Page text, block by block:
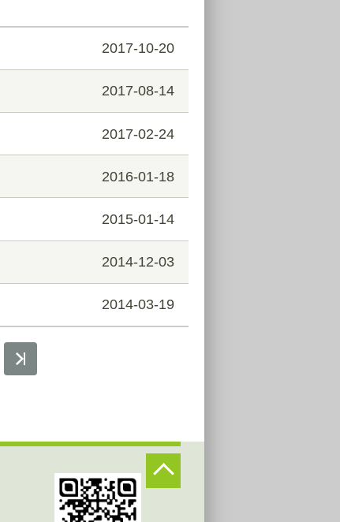
2017-10-20
2017-08-14
2017-02-24
2016-01-18
2015-01-14
2014-12-03
2014-03-19